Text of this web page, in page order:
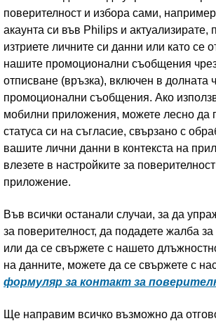
поверителност и избора сами, например
акаунта си във Philips и актуализирате,
изтриете личните си данни или като се
нашите промоционални съобщения
отписване (връзка), включен в долната
промоционални съобщения. Ако
мобилни приложения, можете лесно да
статуса си на съгласие, свързано с
вашите лични данни в контекста на
влезете в настройките за
приложение.
Във всички останали случаи, за да
за поверителност, да подадете жалба
или да се свържете с нашето
на данните, можете да се свържете с
формуляр за контакт за
Ще направим всичко възможно да